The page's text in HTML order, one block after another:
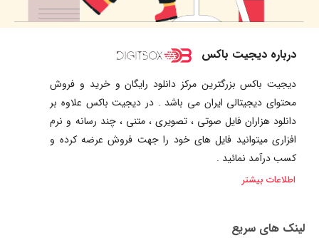
درباره دیجیت باکس
دیجیت باکس بزرگترین مرکز دانلود رایگان و خرید و فروش
محتوای دیجیتالی ایران می باشد . در دیجیت باکس علاوه بر
دانلود هزاران فایل صوتی ، تصویری ، متنی ، چند رسانه و نرم
افزاری میتوانید فایل های خود را جهت فروش عرضه کرده و
کسب درآمد نمائید .
اطلاعات بیشتر
لینک های سریع